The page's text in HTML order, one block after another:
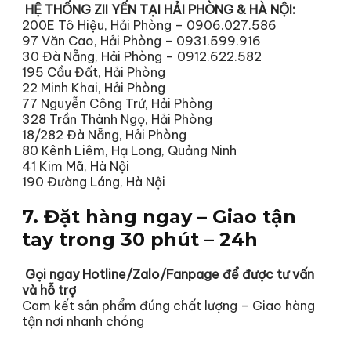
HỆ THỐNG ZII YẾN TẠI HẢI PHÒNG & HÀ NỘI:
200E Tô Hiệu, Hải Phòng – 0906.027.586
97 Văn Cao, Hải Phòng – 0931.599.916
30 Đà Nẵng, Hải Phòng – 0912.622.582
195 Cầu Đất, Hải Phòng
22 Minh Khai, Hải Phòng
77 Nguyễn Công Trứ, Hải Phòng
328 Trần Thành Ngọ, Hải Phòng
18/282 Đà Nẵng, Hải Phòng
80 Kênh Liêm, Hạ Long, Quảng Ninh
41 Kim Mã, Hà Nội
190 Đường Láng, Hà Nội
7. Đặt hàng ngay – Giao tận
tay trong 30 phút – 24h
Gọi ngay Hotline/Zalo/Fanpage để được tư vấn
và hỗ trợ
Cam kết sản phẩm đúng chất lượng – Giao hàng
tận nơi nhanh chóng